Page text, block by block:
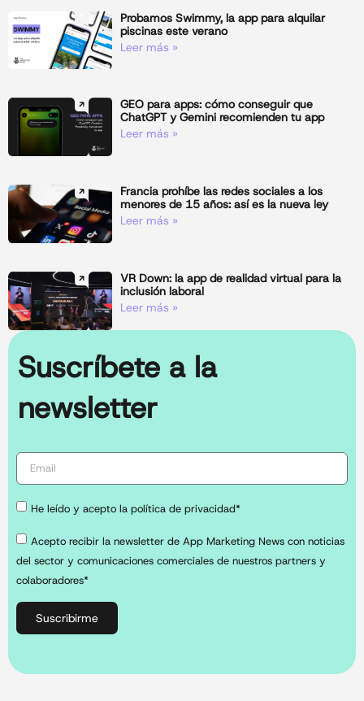
Probamos Swimmy, la app para alquilar
piscinas este verano
Leer más »
GEO para apps: cómo conseguir que
ChatGPT y Gemini recomienden tu app
Leer más »
Francia prohíbe las redes sociales a los
menores de 15 años: así es la nueva ley
Leer más »
VR Down: la app de realidad virtual para la
inclusión laboral
Leer más »
Suscríbete a la
newsletter
He leído y acepto la política de privacidad*
Acepto recibir la newsletter de App Marketing News con noticias
del sector y comunicaciones comerciales de nuestros partners y
colaboradores*
Suscribirme